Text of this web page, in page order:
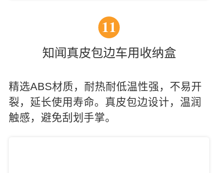
11
知闻真皮包边车用收纳盒
精选ABS材质，耐热耐低温性强，不易开
裂，延长使用寿命。真皮包边设计，温润
触感，避免刮划手掌。